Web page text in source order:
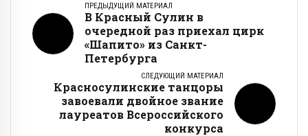
ПРЕДЫДУЩИЙ МАТЕРИАЛ
В Красный Сулин в
очередной раз приехал цирк
«Шапито» из Санкт-
Петербурга
СЛЕДУЮЩИЙ МАТЕРИАЛ
Красносулинские танцоры
завоевали двойное звание
лауреатов Всероссийского
конкурса